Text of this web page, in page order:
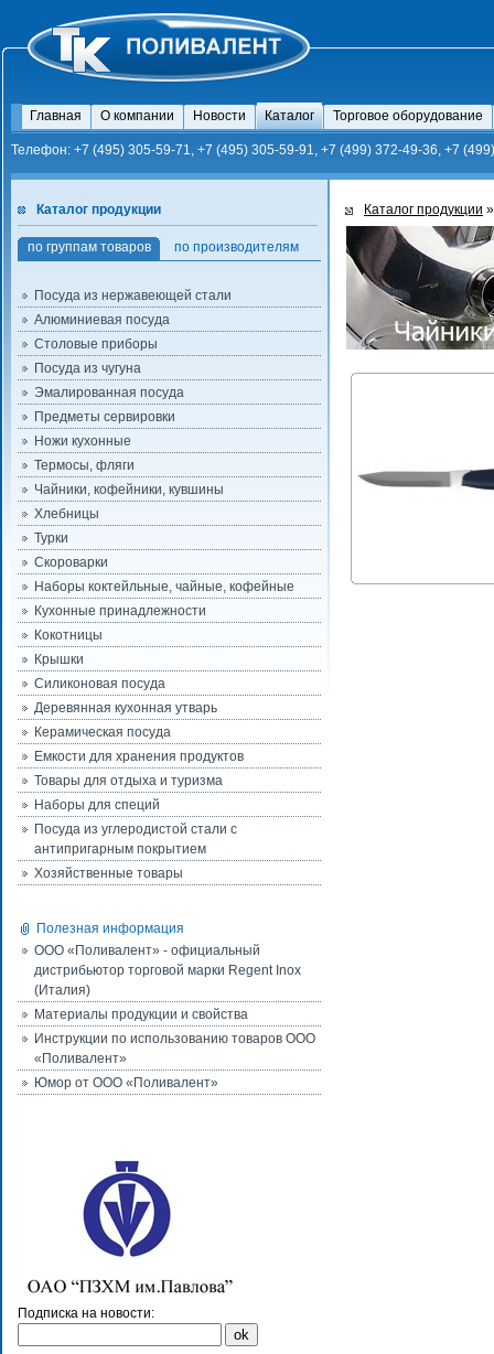
Главная О компании Новости Каталог Торговое оборудование
Телефон: +7 (495) 305-59-71, +7 (495) 305-59-91, +7 (499) 372-49-36, +7
Каталог продукции
по группам товаров по производителям
Посуда из нержавеющей стали
Алюминиевая посуда
Столовые приборы
Посуда из чугуна
Эмалированная посуда
Предметы сервировки
Ножи кухонные
Термосы, фляги
Чайники, кофейники, кувшины
Хлебницы
Турки
Скороварки
Наборы коктейльные, чайные, кофейные
Кухонные принадлежности
Кокотницы
Крышки
Силиконовая посуда
Деревянная кухонная утварь
Керамическая посуда
Емкости для хранения продуктов
Товары для отдыха и туризма
Наборы для специй
Посуда из углеродистой стали с
антипригарным покрытием
Хозяйственные товары
Полезная информация
ООО «Поливалент» - официальный
дистрибьютор торговой марки Regent Inox
(Италия)
Материалы продукции и свойства
Инструкции по использованию товаров ООО
«Поливалент»
Юмор от ООО «Поливалент»
Подписка на новости:
Каталог продукции